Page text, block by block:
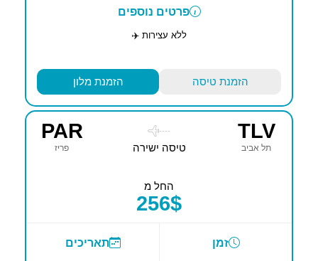
פרטים נוספים
ללא עצירות ✈️
הזמנת טיסה הזמנת מלון
TLV
תל אביב
----
טיסה ישירה
PAR
פריז
החל מ
256$
זמן תאריכים